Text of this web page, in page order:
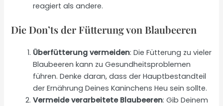
reagiert als andere.
Die Don’ts der Fütterung von Blaubeeren
Überfütterung vermeiden: Die Fütterung zu vieler
Blaubeeren kann zu Gesundheitsproblemen
führen. Denke daran, dass der Hauptbestandteil
der Ernährung Deines Kaninchens Heu sein sollte.
Vermeide verarbeitete Blaubeeren: Gib Deinem